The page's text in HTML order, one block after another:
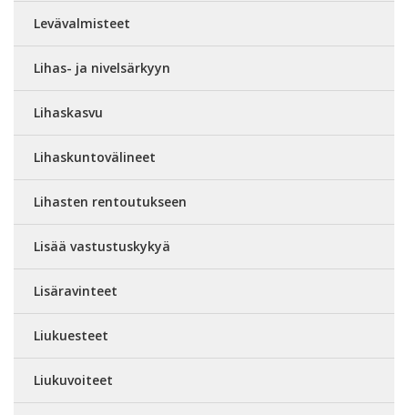
Levävalmisteet
Lihas- ja nivelsärkyyn
Lihaskasvu
Lihaskuntovälineet
Lihasten rentoutukseen
Lisää vastustuskykyä
Lisäravinteet
Liukuesteet
Liukuvoiteet